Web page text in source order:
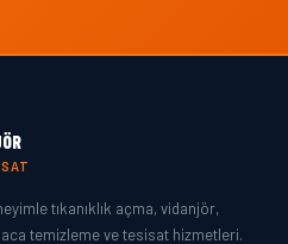
tıkanıklık açma, vidanjör,
temizleme ve tesisat hizmetleri.